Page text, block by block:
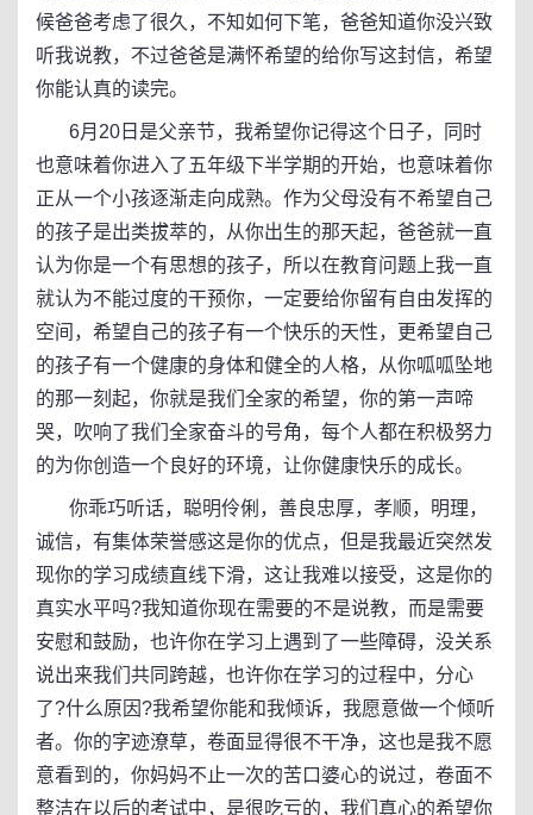
候爸爸考虑了很久，不知如何下笔，爸爸知道你没兴致
听我说教，不过爸爸是满怀希望的给你写这封信，希望
你能认真的读完。
6月20日是父亲节，我希望你记得这个日子，同时
也意味着你进入了五年级下半学期的开始，也意味着你
正从一个小孩逐渐走向成熟。作为父母没有不希望自己
的孩子是出类拔萃的，从你出生的那天起，爸爸就一直
认为你是一个有思想的孩子，所以在教育问题上我一直
就认为不能过度的干预你，一定要给你留有自由发挥的
空间，希望自己的孩子有一个快乐的天性，更希望自己
的孩子有一个健康的身体和健全的人格，从你呱呱坠地
的那一刻起，你就是我们全家的希望，你的第一声啼
哭，吹响了我们全家奋斗的号角，每个人都在积极努力
的为你创造一个良好的环境，让你健康快乐的成长。
你乖巧听话，聪明伶俐，善良忠厚，孝顺，明理，
诚信，有集体荣誉感这是你的优点，但是我最近突然发
现你的学习成绩直线下滑，这让我难以接受，这是你的
真实水平吗?我知道你现在需要的不是说教，而是需要
安慰和鼓励，也许你在学习上遇到了一些障碍，没关系
说出来我们共同跨越，也许你在学习的过程中，分心
了?什么原因?我希望你能和我倾诉，我愿意做一个倾听
者。你的字迹潦草，卷面显得很不干净，这也是我不愿
意看到的，你妈妈不止一次的苦口婆心的说过，卷面不
整洁在以后的考试中，是很吃亏的，我们真心的希望你